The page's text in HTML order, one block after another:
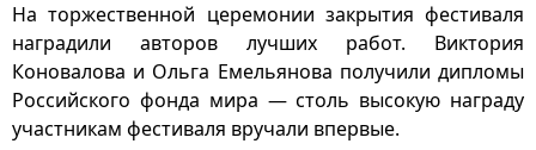
На торжественной церемонии закрытия фестиваля
наградили авторов лучших работ. Виктория
Коновалова и Ольга Емельянова получили дипломы
Российского фонда мира — столь высокую награду
участникам фестиваля вручали впервые.